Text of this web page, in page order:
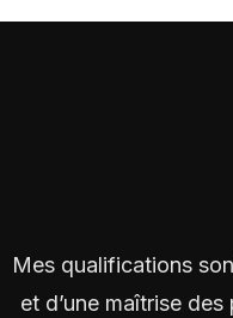
Mes qualifications
et d’une maîtrise